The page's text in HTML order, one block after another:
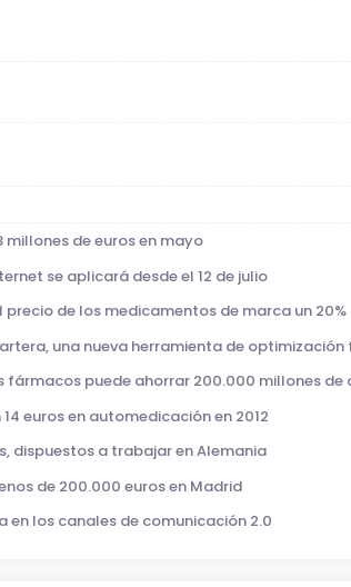
millones de euros en mayo
se aplicará desde el 12 de julio
de los medicamentos de marca un 20%
una nueva herramienta de optimización
fármacos puede ahorrar 200.000 millones de
euros en automedicación en 2012
dispuestos a trabajar en Alemania
de 200.000 euros en Madrid
en los canales de comunicación 2.0